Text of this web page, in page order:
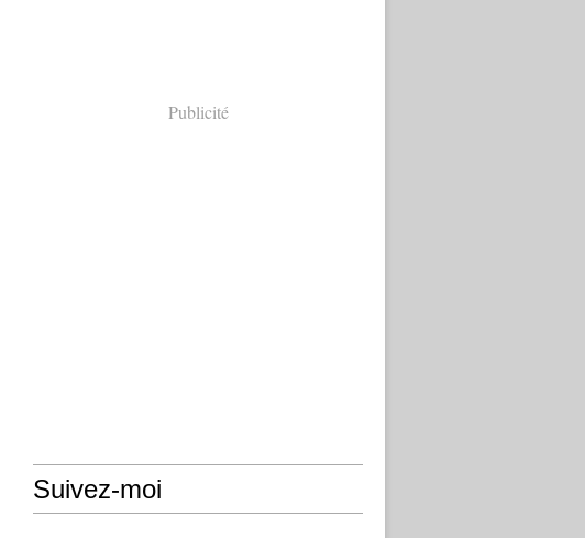
Publicité
Suivez-moi